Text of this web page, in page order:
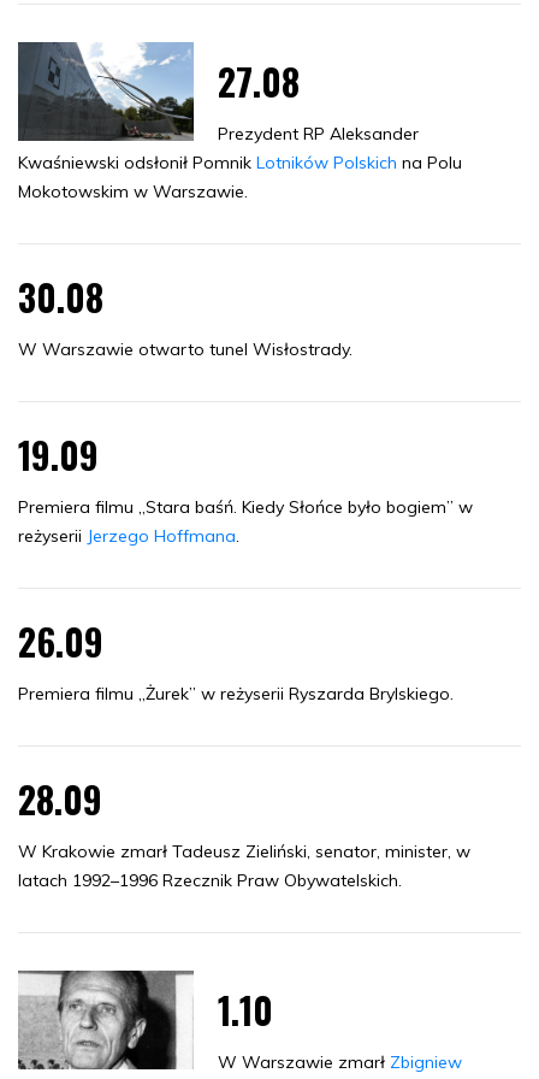
27.08
Prezydent RP Aleksander
Kwaśniewski odsłonił Pomnik Lotników Polskich na Polu
Mokotowskim w Warszawie.
30.08
W Warszawie otwarto tunel Wisłostrady.
19.09
Premiera filmu „Stara baśń. Kiedy Słońce było bogiem” w
reżyserii Jerzego Hoffmana.
26.09
Premiera filmu „Żurek” w reżyserii Ryszarda Brylskiego.
28.09
W Krakowie zmarł Tadeusz Zieliński, senator, minister, w
latach 1992–1996 Rzecznik Praw Obywatelskich.
1.10
W Warszawie zmarł Zbigniew